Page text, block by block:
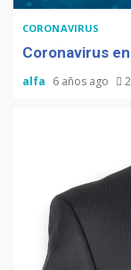
CORONAVIRUS
Coronavirus
alfa 6 años ago